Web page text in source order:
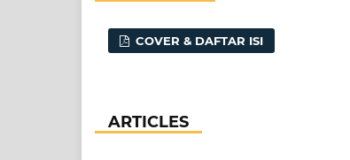
COVER & DAFTAR ISI
ARTICLES